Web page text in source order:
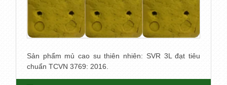
Sản phẩm mủ cao su thiên nhiên: SVR 3L đạt tiêu
chuẩn TCVN 3769: 2016.